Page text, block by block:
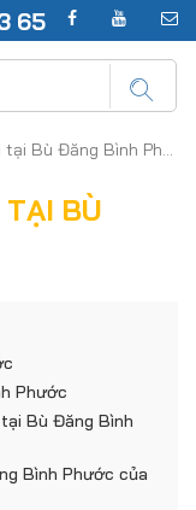
65
Bù Đăng Bình Phước
TẠI BÙ
Phước
Bù Đăng Bình
Bình Phước của